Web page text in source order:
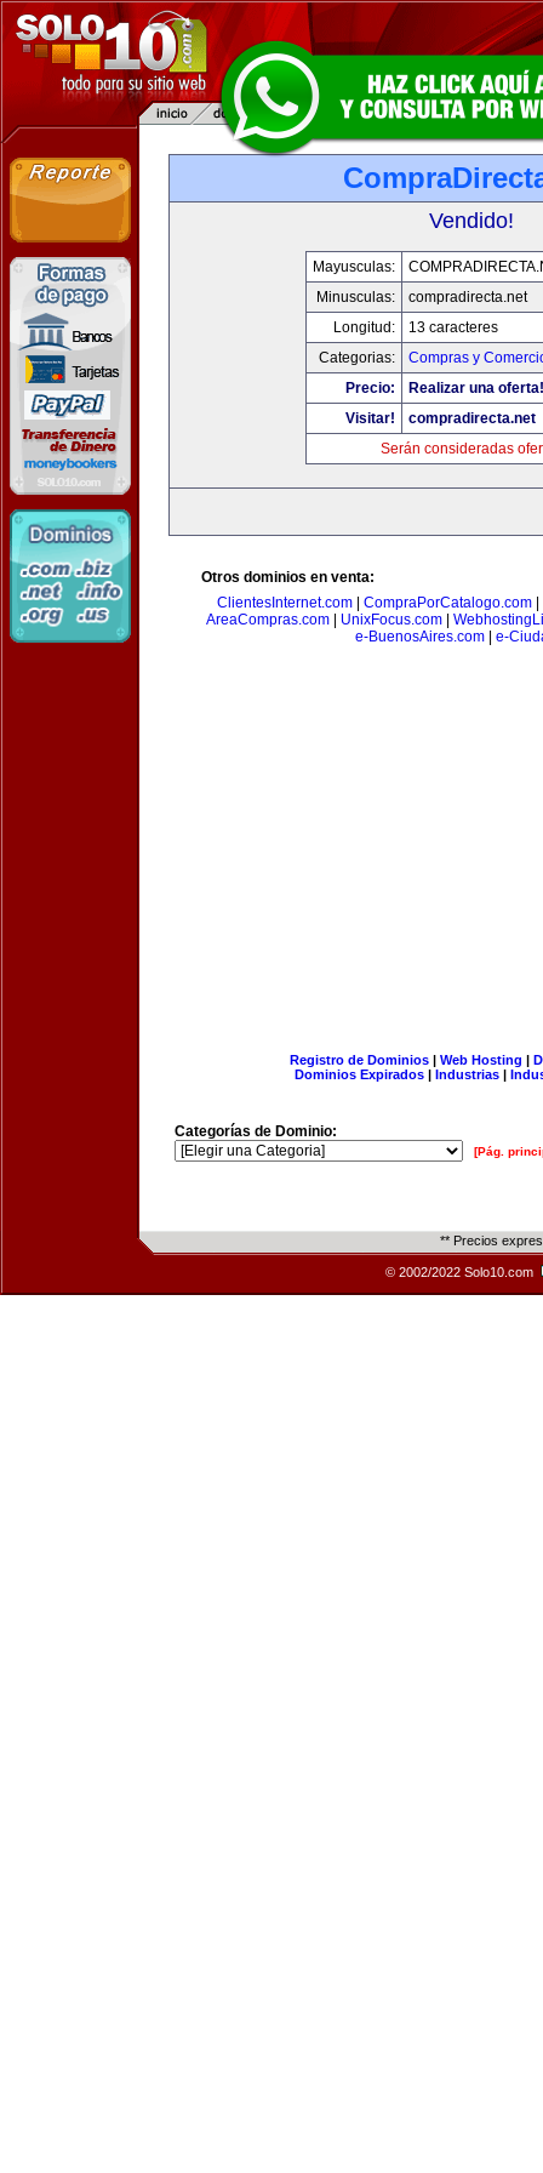
Vendido!
Mayusculas:
Minusculas:
compradirecta.net
Longitud:
13 caracteres
Categorias:
Compras y
Precio:
Realizar una oferta!
Visitar!
compradirecta.net
Serán consideradas
Otros dominios en venta:
ClientesInternet.com
CompraPorCatalogo.com
AreaCompras.com
UnixFocus.com
e-BuenosAires.com| e-
Registro de Dominios| Web Hosting |
Dominios Expirados | Industrias |
Categorías de Dominio:
[Pág.
** Precios
© 2002/2022 Solo10.com